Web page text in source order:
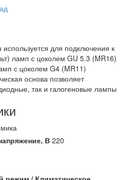
используется для подключения к
ламп с цоколем GU 5.3 (MR16)
с цоколем G4 (MR11)
основа позволяет
так и галогеновые лампы
В 220